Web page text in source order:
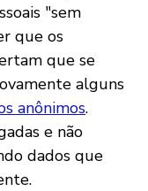
"sem
que os
que se
alguns
anônimos.
e não
dados que